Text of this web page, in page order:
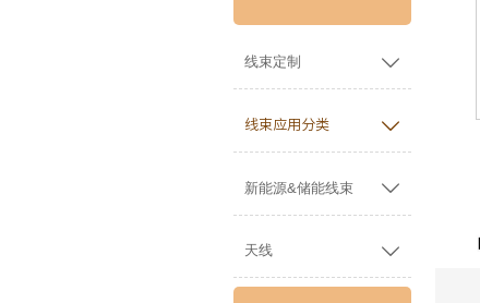
线束定制 
线束应用分类 
新能源&储能线束 
天线 